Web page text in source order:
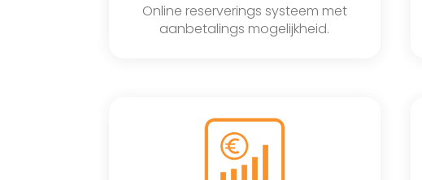
Online reserverings systeem met
aanbetalings mogelijkheid.